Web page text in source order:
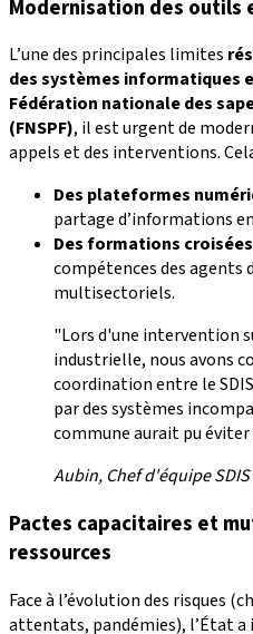
Modernisation des outils
L’une des principales limites
des systèmes informatiques
Fédération nationale des
(FNSPF), il est urgent de
appels et des interventions.
Des plateformes
partage d’informations
Des formations croisées
compétences des agents
multisectoriels.
"Lors d'une intervention
industrielle, nous avons
coordination entre le
par des systèmes
commune aurait pu éviter
Aubin, Chef d'équipe
Pactes capacitaires et
ressources
Face à l’évolution des risques
attentats, pandémies), l’État a